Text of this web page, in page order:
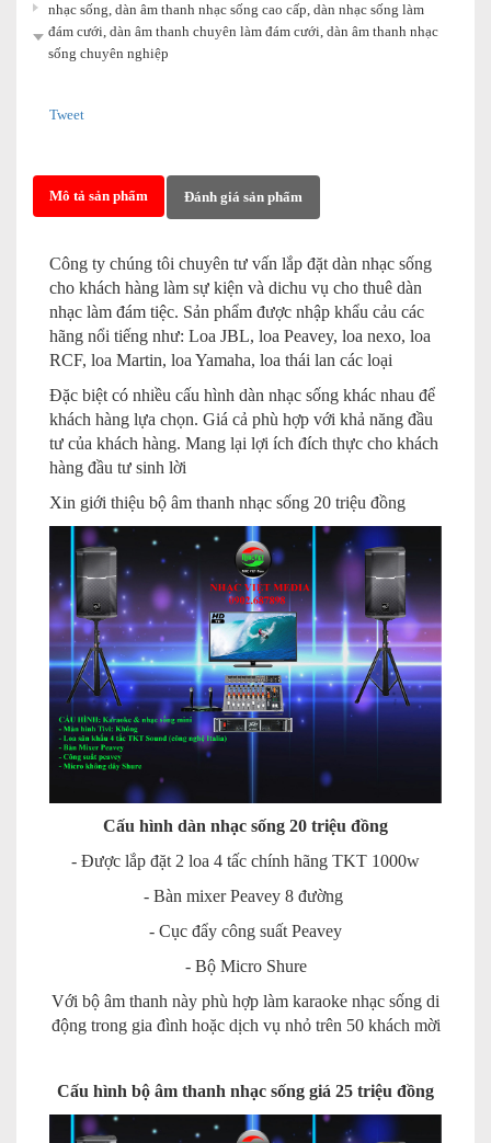
nhạc sống, dàn âm thanh nhạc sống cao cấp, dàn nhạc sống làm
đám cưới, dàn âm thanh chuyên làm đám cưới, dàn âm thanh nhạc
sống chuyên nghiệp
Tweet
Mô tả sản phẩm Đánh giá sản phẩm
Công ty chúng tôi chuyên tư vấn lắp đặt dàn nhạc sống
cho khách hàng làm sự kiện và dichu vụ cho thuê dàn
nhạc làm đám tiệc. Sản phẩm được nhập khẩu cảu các
hãng nổi tiếng như: Loa JBL, loa Peavey, loa nexo, loa
RCF, loa Martin, loa Yamaha, loa thái lan các loại
Đặc biệt có nhiều cấu hình dàn nhạc sống khác nhau để
khách hàng lựa chọn. Giá cả phù hợp với khả năng đầu
tư của khách hàng. Mang lại lợi ích đích thực cho khách
hàng đầu tư sinh lời
Xin giới thiệu bộ âm thanh nhạc sống 20 triệu đồng
Cấu hình dàn nhạc sống 20 triệu đồng
- Được lắp đặt 2 loa 4 tấc chính hãng TKT 1000w
- Bàn mixer Peavey 8 đường
- Cục đẩy công suất Peavey
- Bộ Micro Shure
Với bộ âm thanh này phù hợp làm karaoke nhạc sống di
động trong gia đình hoặc dịch vụ nhỏ trên 50 khách mời
Cấu hình bộ âm thanh nhạc sống giá 25 triệu đồng